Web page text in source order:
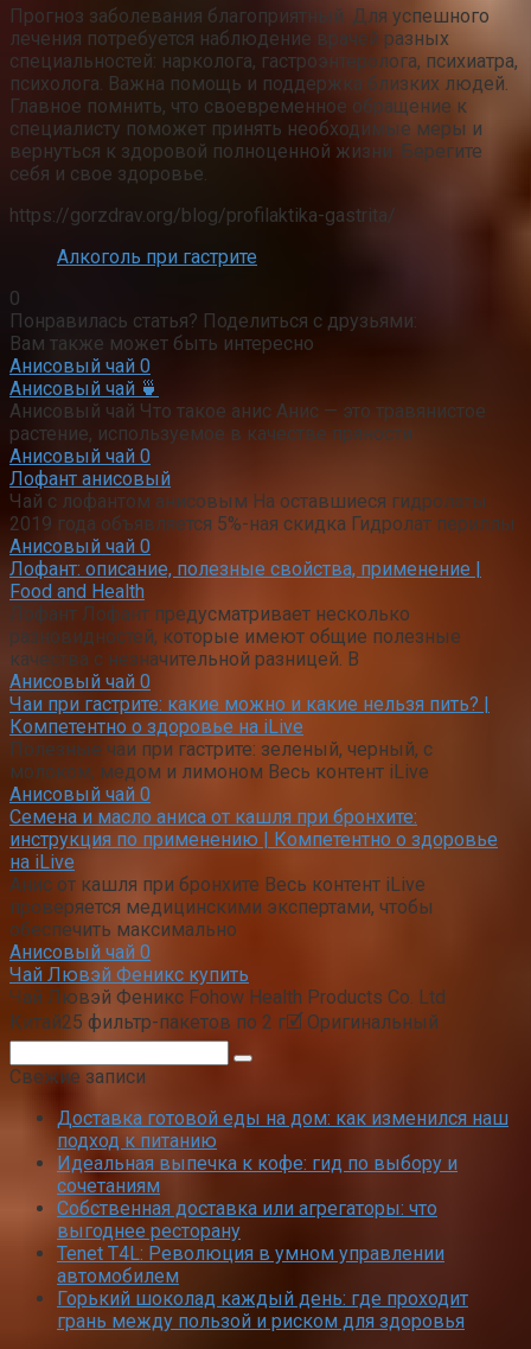
Прогноз заболевания благоприятный. Для успешного
лечения потребуется наблюдение врачей разных
специальностей: нарколога, гастроэнтеролога, психиатра,
психолога. Важна помощь и поддержка близких людей.
Главное помнить, что своевременное обращение к
специалисту поможет принять необходимые меры и
вернуться к здоровой полноценной жизни. Берегите
себя и свое здоровье.
https://gorzdrav.org/blog/profilaktika-gastrita/
Алкоголь при гастрите
0
Понравилась статья? Поделиться с друзьями:
Вам также может быть интересно
Анисовый чай 0
Анисовый чай 🍵
Анисовый чай Что такое анис Анис — это травянистое
растение, используемое в качестве пряности
Анисовый чай 0
Лофант анисовый
Чай с лофантом анисовым На оставшиеся гидролаты
2019 года объявляется 5%-ная скидка Гидролат периллы
Анисовый чай 0
Лофант: описание, полезные свойства, применение |
Food and Health
Лофант Лофант предусматривает несколько
разновидностей, которые имеют общие полезные
качества с незначительной разницей. В
Анисовый чай 0
Чаи при гастрите: какие можно и какие нельзя пить? |
Компетентно о здоровье на iLive
Полезные чаи при гастрите: зеленый, черный, с
молоком, медом и лимоном Весь контент iLive
Анисовый чай 0
Семена и масло аниса от кашля при бронхите:
инструкция по применению | Компетентно о здоровье
на iLive
Анис от кашля при бронхите Весь контент iLive
проверяется медицинскими экспертами, чтобы
обеспечить максимально
Анисовый чай 0
Чай Лювэй Феникс купить
Чай Лювэй Феникс Fohow Health Products Co. Ltd
Китай25 фильтр-пакетов по 2 г🗹 Оригинальный
Свежие записи
Доставка готовой еды на дом: как изменился наш
подход к питанию
Идеальная выпечка к кофе: гид по выбору и
сочетаниям
Собственная доставка или агрегаторы: что
выгоднее ресторану
Tenet T4L: Революция в умном управлении
автомобилем
Горький шоколад каждый день: где проходит
грань между пользой и риском для здоровья